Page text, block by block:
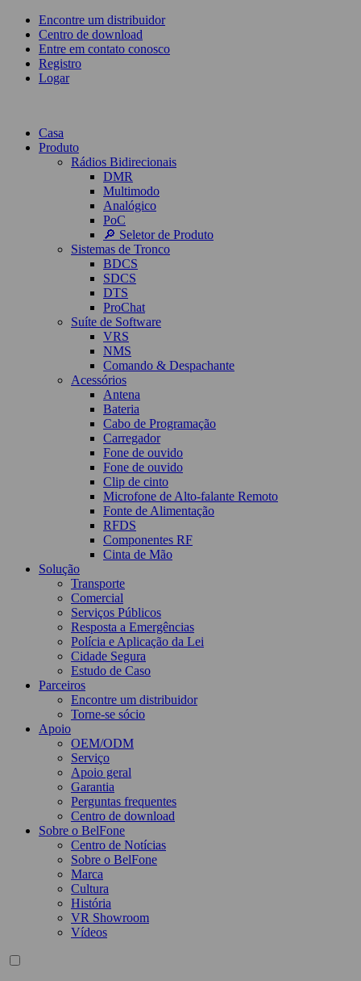
Encontre um distribuidor
Centro de download
Entre em contato conosco
Registro
Logar
Casa
Produto
Rádios Bidirecionais
DMR
Multimodo
Analógico
PoC
🔎 Seletor de Produto
Sistemas de Tronco
BDCS
SDCS
DTS
ProChat
Suíte de Software
VRS
NMS
Comando & Despachante
Acessórios
Antena
Bateria
Cabo de Programação
Carregador
Fone de ouvido
Fone de ouvido
Clip de cinto
Microfone de Alto-falante Remoto
Fonte de Alimentação
RFDS
Componentes RF
Cinta de Mão
Solução
Transporte
Comercial
Serviços Públicos
Resposta a Emergências
Polícia e Aplicação da Lei
Cidade Segura
Estudo de Caso
Parceiros
Encontre um distribuidor
Torne-se sócio
Apoio
OEM/ODM
Serviço
Apoio geral
Garantia
Perguntas frequentes
Centro de download
Sobre o BelFone
Centro de Notícias
Sobre o BelFone
Marca
Cultura
História
VR Showroom
Vídeos